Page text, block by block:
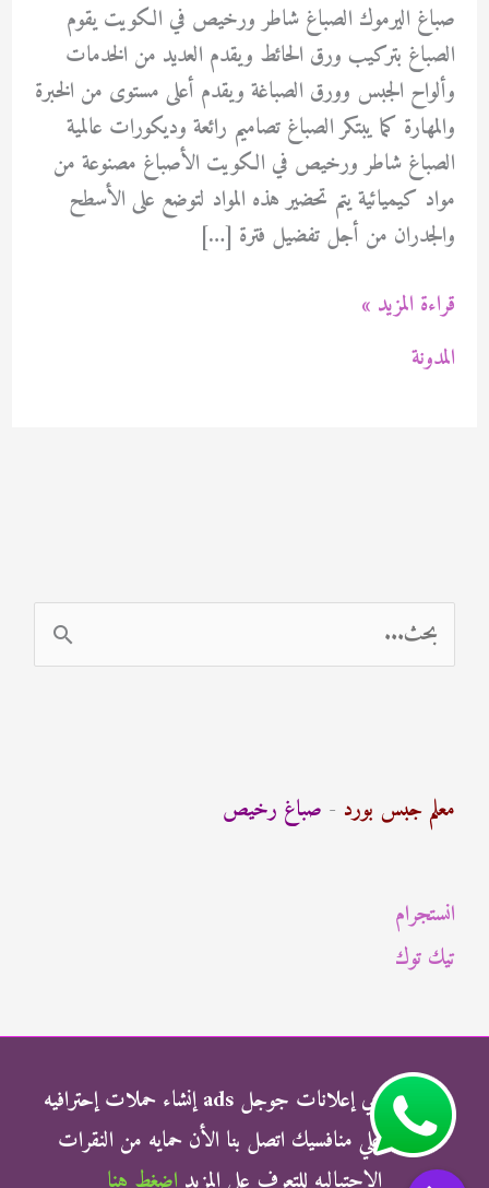
صباغ اليرموك الصباغ شاطر ورخيص في الكويت يقوم
الصباغ بتركيب ورق الحائط ويقدم العديد من الخدمات
وألواح الجبس وورق الصباغة ويقدم أعلى مستوى من الخبرة
والمهارة كما يبتكر الصباغ تصاميم رائعة وديكورات عالمية
الصباغ شاطر ورخيص في الكويت الأصباغ مصنوعة من
مواد كيميائية يتم تحضير هذه المواد لتوضع على الأسطح
والجدران من أجل تفضيل فترة […]
صباغ
اليرموك
94471713
قراءة المزيد »
المدونة
ل
ث
:
معلم جبس بورد - صباغ رخيص
انستجرام
تيك توك
شركة الناجي إعلانات جوجل ads إنشاء حملات إحترافيه
وتفوق علي منافسيك اتصل بنا الأن حمايه من النقرات